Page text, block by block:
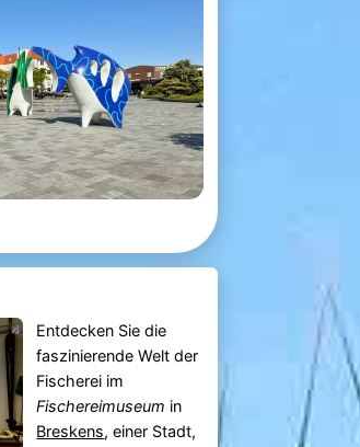
Entdecken Sie die
faszinierende Welt der
Fischerei im
Fischereimuseum in
Breskens, einer Stadt,